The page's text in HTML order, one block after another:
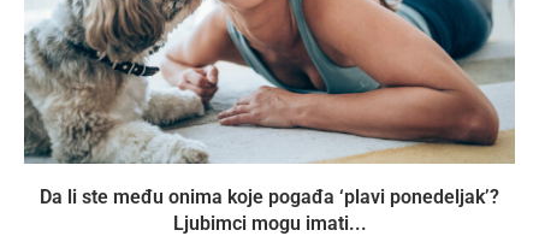
Da li ste među onima koje pogađa ‘plavi ponedeljak’?
Ljubimci mogu imati...